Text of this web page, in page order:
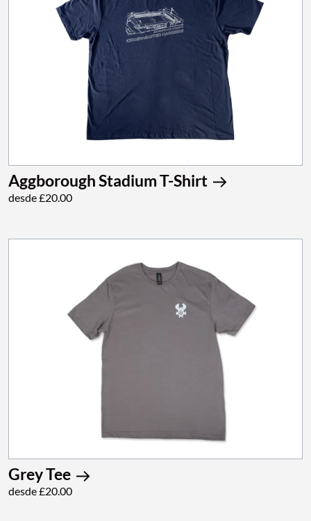
Aggborough Stadium T-Shirt
desde £20.00
Grey Tee
desde £20.00